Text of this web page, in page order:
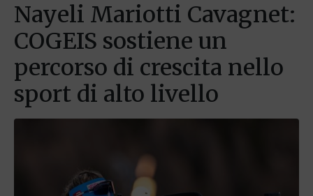
Nayeli Mariotti Cavagnet:
COGEIS sostiene un
percorso di crescita nello
sport di alto livello